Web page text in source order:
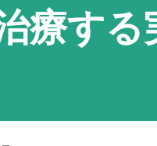
療する